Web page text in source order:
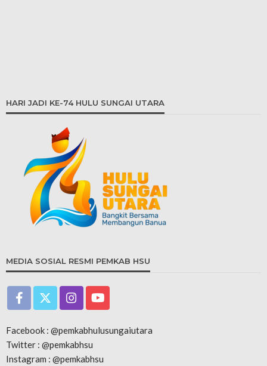
HARI JADI KE-74 HULU SUNGAI UTARA
MEDIA SOSIAL RESMI PEMKAB HSU
Facebook : @pemkabhulusungaiutara
Twitter : @pemkabhsu
Instagram : @pemkabhsu